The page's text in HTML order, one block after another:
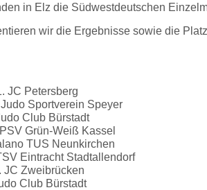
in Elz die Südwestdeutschen
wir die Ergebnisse sowie die
JC Petersberg
Sportverein Speyer
Club Bürstadt
Grün-Weiß Kassel
TUS Neunkirchen
Eintracht Stadtallendorf
JC Zweibrücken
Club Bürstadt